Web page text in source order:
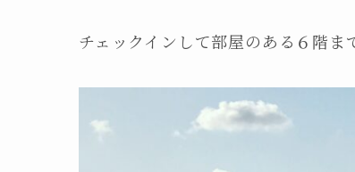
チェックインして部屋のある６階